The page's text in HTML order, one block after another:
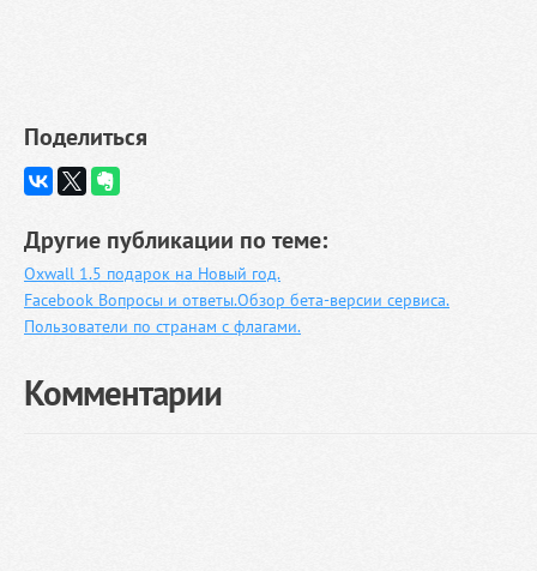
Поделиться
Другие публикации по теме:
Oxwall 1.5 подарок на Новый год.
Facebook Вопросы и ответы.Обзор бета-версии сервиса.
Пользователи по странам с флагами.
Комментарии